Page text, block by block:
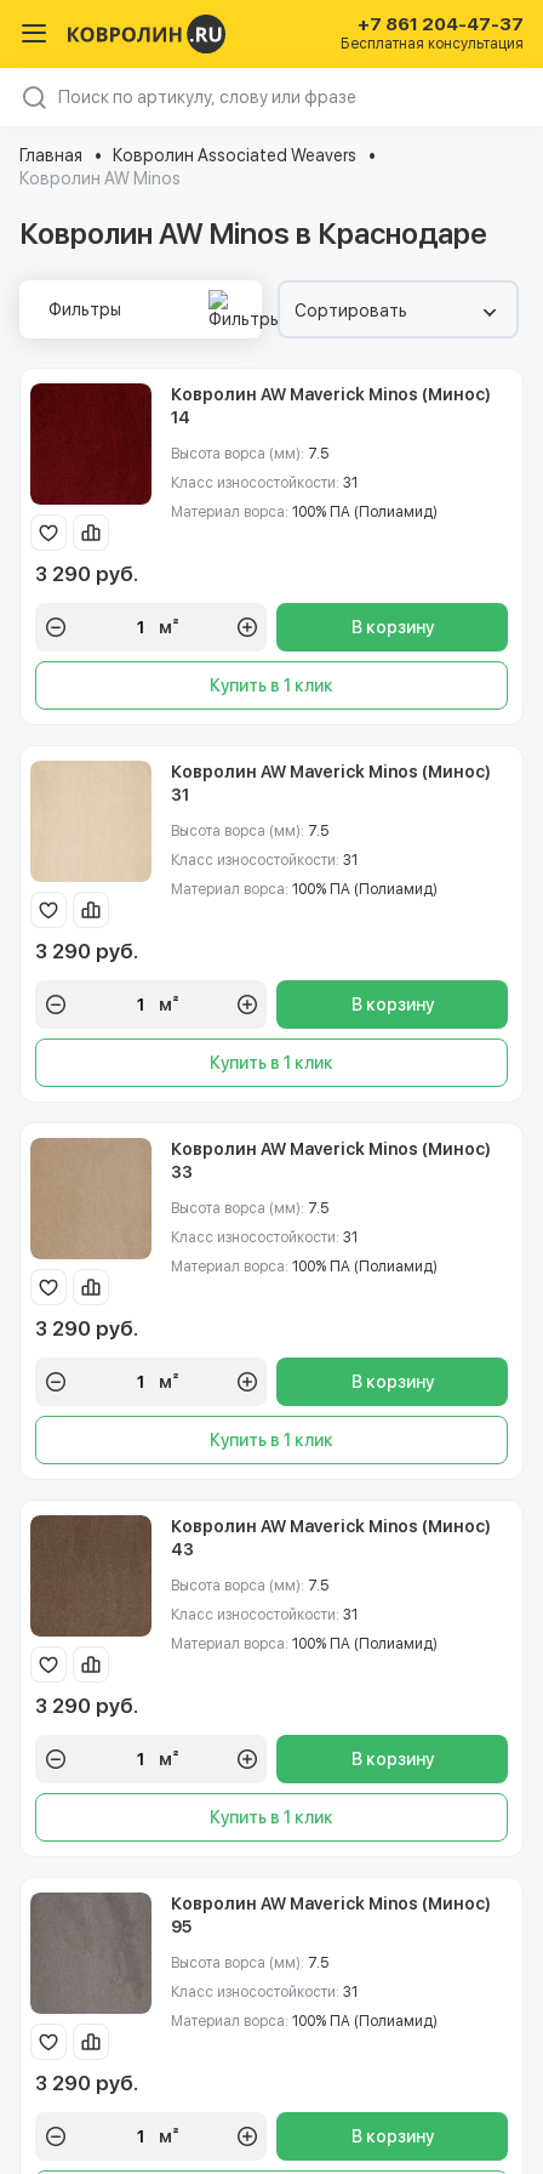
+7 861 204-47-37
Бесплатная консультация
Главная
Ковролин Associated Weavers
Ковролин AW Minos
Ковролин AW Minos в Краснодаре
Фильтры Сортировать
Ковролин AW Maverick Minos (Минос)
14
Высота ворса (мм): 7.5
Класс износостойкости: 31
Материал ворса: 100% ПА (Полиамид)
3 290 руб.
м² В корзину
Купить в 1 клик
Ковролин AW Maverick Minos (Минос)
31
Высота ворса (мм): 7.5
Класс износостойкости: 31
Материал ворса: 100% ПА (Полиамид)
3 290 руб.
м² В корзину
Купить в 1 клик
Ковролин AW Maverick Minos (Минос)
33
Высота ворса (мм): 7.5
Класс износостойкости: 31
Материал ворса: 100% ПА (Полиамид)
3 290 руб.
м² В корзину
Купить в 1 клик
Ковролин AW Maverick Minos (Минос)
43
Высота ворса (мм): 7.5
Класс износостойкости: 31
Материал ворса: 100% ПА (Полиамид)
3 290 руб.
м² В корзину
Купить в 1 клик
Ковролин AW Maverick Minos (Минос)
95
Высота ворса (мм): 7.5
Класс износостойкости: 31
Материал ворса: 100% ПА (Полиамид)
3 290 руб.
м² В корзину